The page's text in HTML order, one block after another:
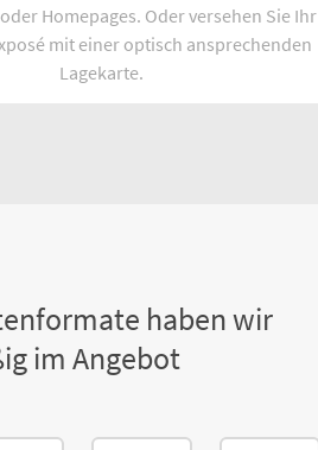
Homepages. Oder versehen Sie Ihr
mit einer optisch ansprechenden
Lagekarte.
haben wir
im Angebot